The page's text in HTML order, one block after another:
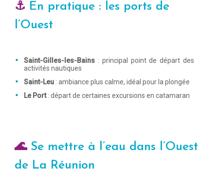
⚓ En pratique : les ports de
l’Ouest
Saint-Gilles-les-Bains : principal point de départ des
activités nautiques
Saint-Leu : ambiance plus calme, idéal pour la plongée
Le Port: départ de certaines excursions en catamaran
🌊 Se mettre à l’eau dans l’Ouest
de La Réunion